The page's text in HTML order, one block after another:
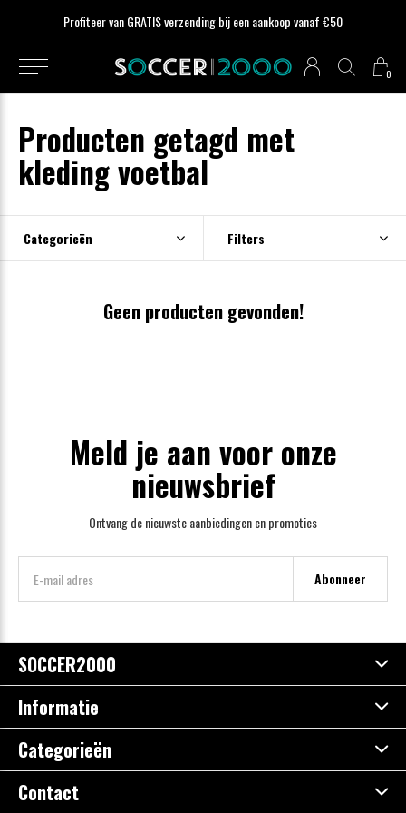
0
Profiteer van GRATIS verzending bij een aankoop vanaf €50
Producten getagd met
kleding voetbal
Categorieën Filters
Geen producten gevonden!
Meld je aan voor onze
nieuwsbrief
Ontvang de nieuwste aanbiedingen en promoties
Abonneer
SOCCER2000
Informatie
Categorieën
Contact